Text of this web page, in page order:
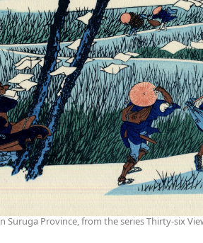
Suruga Province, from the series Thirty-six